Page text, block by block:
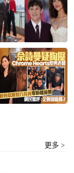
更多 >